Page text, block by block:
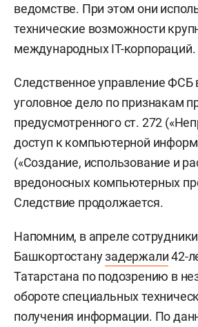
ведомстве. При этом они
технические возможности
международных IT-корпораций.
Следственное управление ФСБ
уголовное дело по признакам
предусмотренного ст. 272
доступ к компьютерной
(«Создание, использование и
вредоносных компьютерных
Следствие продолжается.
Напомним, в апреле
Башкортостанузадержали42-
Татарстана по подозрению в
обороте специальных
получения информации. По